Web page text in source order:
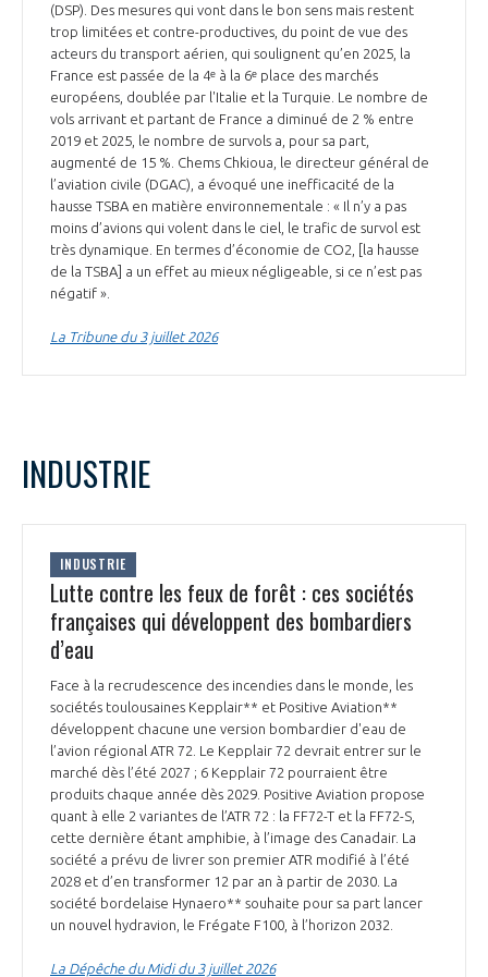
MÉDIATION ET CHARTE D’ENGAGEMENT SUR LES RELATIONS ENTRE
CLIENTS ET FOURNISSEURS
LA MÉDIATION AU-DELÀ DE LA FILIÈRE AÉRONAUTIQUE ET SPATIALE
PRENDRE CONTACT AVEC LE MÉDIATEUR DE LA FILIÈRE
CHIFFRES CLÉS
LES ENJEUX
COMPÉTITIVITÉ
EMPLOI & FORMATION
ENVIRONNEMENT
INTERNATIONALISATION
LES PUBLICATIONS
DOCUMENTS & BROCHURES
(DSP). Des mesures qui vont dans le bon sens mais restent
trop limitées et contre-productives, du point de vue des
acteurs du transport aérien, qui soulignent qu’en 2025, la
France est passée de la 4ᵉ à la 6ᵉ place des marchés
européens, doublée par l'Italie et la Turquie. Le nombre de
vols arrivant et partant de France a diminué de 2 % entre
2019 et 2025, le nombre de survols a, pour sa part,
augmenté de 15 %. Chems Chkioua, le directeur général de
l’aviation civile (DGAC), a évoqué une inefficacité de la
hausse TSBA en matière environnementale : « Il n’y a pas
moins d’avions qui volent dans le ciel, le trafic de survol est
très dynamique. En termes d’économie de CO2, [la hausse
de la TSBA] a un effet au mieux négligeable, si ce n’est pas
négatif ».
La Tribune du 3 juillet 2026
INDUSTRIE
INDUSTRIE
Lutte contre les feux de forêt : ces sociétés
françaises qui développent des bombardiers
d’eau
Face à la recrudescence des incendies dans le monde, les
sociétés toulousaines Kepplair** et Positive Aviation**
développent chacune une version bombardier d'eau de
l’avion régional ATR 72. Le Kepplair 72 devrait entrer sur le
marché dès l’été 2027 ; 6 Kepplair 72 pourraient être
produits chaque année dès 2029. Positive Aviation propose
quant à elle 2 variantes de l’ATR 72 : la FF72-T et la FF72-S,
cette dernière étant amphibie, à l’image des Canadair. La
société a prévu de livrer son premier ATR modifié à l’été
2028 et d’en transformer 12 par an à partir de 2030. La
société bordelaise Hynaero** souhaite pour sa part lancer
un nouvel hydravion, le Frégate F100, à l’horizon 2032.
La Dépêche du Midi du 3 juillet 2026
DEMANDE D’ADHÉSION